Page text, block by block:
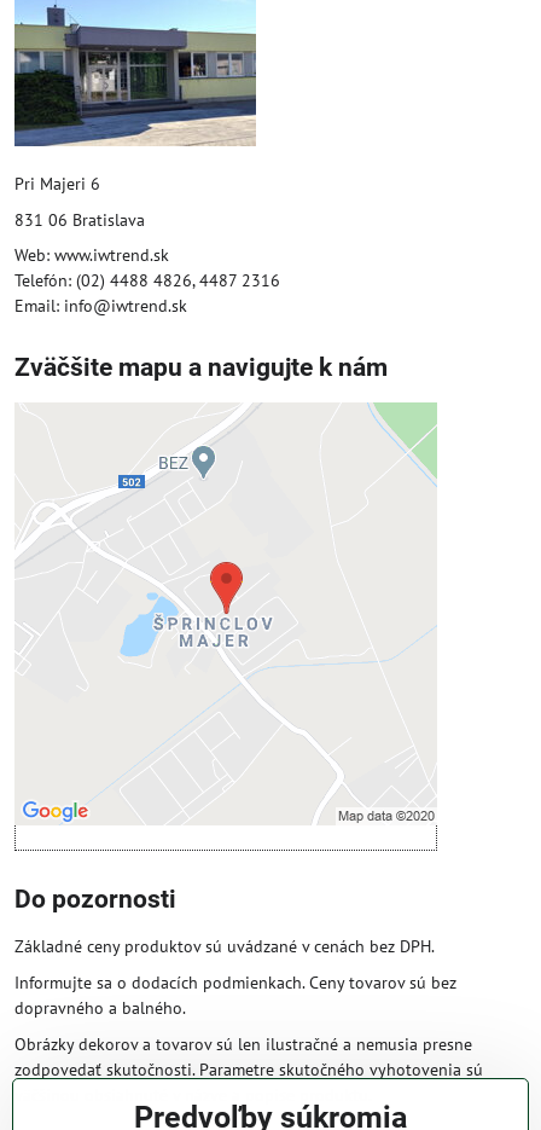
Pri Majeri 6
831 06 Bratislava
Web: www.iwtrend.sk
Telefón: (02) 4488 4826, 4487 2316
Email: info@iwtrend.sk
Zväčšite mapu a navigujte k nám
Externý obsah je blokovaný
Prajete si načítať externý obsah?
Povoliť tentokrát
Povoliť a zapamätať - súhlas s druhom
cookie: Funkčné
Otvoriť obsah v novom okne
Do pozornosti
Základné ceny produktov sú uvádzané v cenách bez DPH.
Informujte sa o dodacích podmienkach. Ceny tovarov sú bez
dopravného a balného.
Obrázky dekorov a tovarov sú len ilustračné a nemusia presne
zodpovedať skutočnosti. Parametre skutočného vyhotovenia sú
Predvoľby súkromia